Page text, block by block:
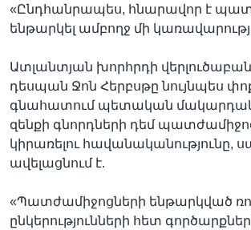
«Ընդհանրապես, հնարավոր է
ենթարկել ամբողջ մի
Ատլանտյան խորհրդի
դեսպան Ջոն Հերբսթը նույնպես
գնահատում պետական
զենքի գնորդների դեմ
կիրառելու հավանականությունը,
ավելացնում է.
«Պատժամիջոցների ենթարկված
ընկերությունների հետ